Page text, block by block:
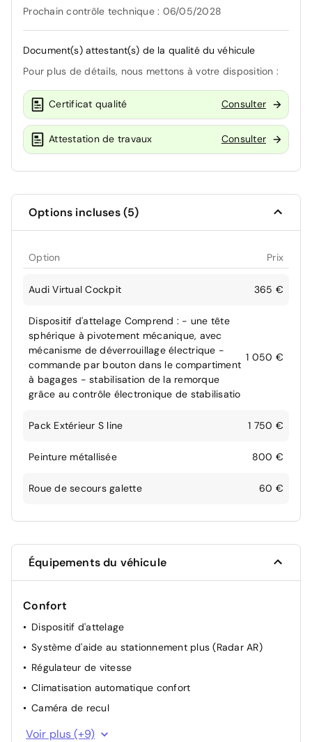
Prochain contrôle technique : 06/05/2028
Document(s) attestant(s) de la qualité du véhicule
Pour plus de détails, nous mettons à votre disposition :
Certificat qualité Consulter
Attestation de travaux Consulter
Options incluses (5)
Option Prix
Audi Virtual Cockpit 365 €
Dispositif d'attelage Comprend : - une tête
sphérique à pivotement mécanique, avec
mécanisme de déverrouillage électrique -
commande par bouton dans le compartiment
à bagages - stabilisation de la remorque
grâce au contrôle électronique de stabilisatio
1 050 €
Pack Extérieur S line 1 750 €
Peinture métallisée 800 €
Roue de secours galette 60 €
Équipements du véhicule
Confort
Dispositif d'attelage
Système d'aide au stationnement plus (Radar AR)
Régulateur de vitesse
Climatisation automatique confort
Caméra de recul
Rétroviseur intérieur à réglage jour/nuit automatique
Voir plus (+9)